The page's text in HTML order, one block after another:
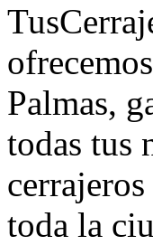
Palmas,
todas tus
toda la